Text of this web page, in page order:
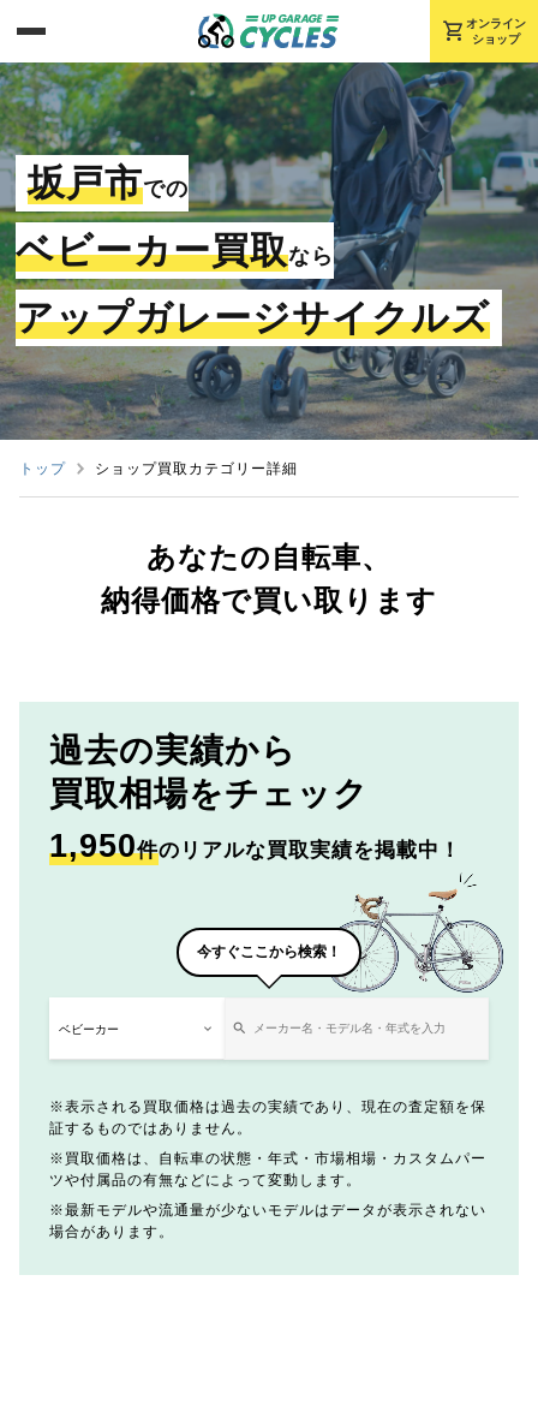
shopping_cart オンライン
ショップ
坂戸市での
ベビーカー買取なら
アップガレージサイクルズ
トップ ショップ買取カテゴリー詳細
あなたの自転車、
納得価格で買い取ります
過去の実績から
買取相場をチェック
1,950件のリアルな買取実績を掲載中！
今すぐここから検索！
表示される買取価格は過去の実績であり、現在の査定額を保
証するものではありません。
買取価格は、自転車の状態・年式・市場相場・カスタムパー
ツや付属品の有無などによって変動します。
最新モデルや流通量が少ないモデルはデータが表示されない
場合があります。